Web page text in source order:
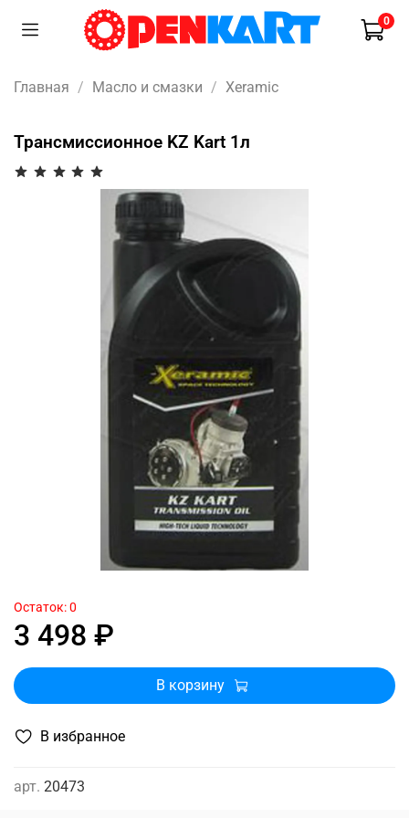
0
Главная Масло и смазки Xeramic
Трансмиссионное KZ Kart 1л
В избранное
арт. 20473
3 498 ₽
Остаток: 0
В корзину